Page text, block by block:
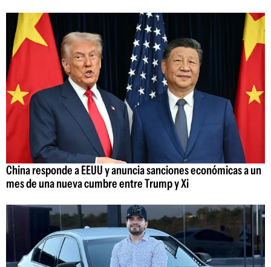
China responde a EEUU y anuncia sanciones económicas a un
mes de una nueva cumbre entre Trump y Xi